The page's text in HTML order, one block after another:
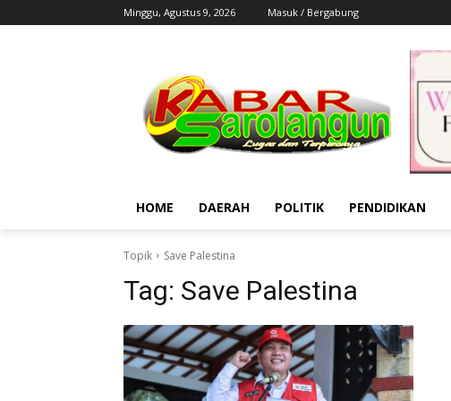
Minggu, Agustus 9, 2026 Masuk / Bergabung
HOME DAERAH POLITIK PENDIDIKAN
Topik Save Palestina
Tag: Save Palestina